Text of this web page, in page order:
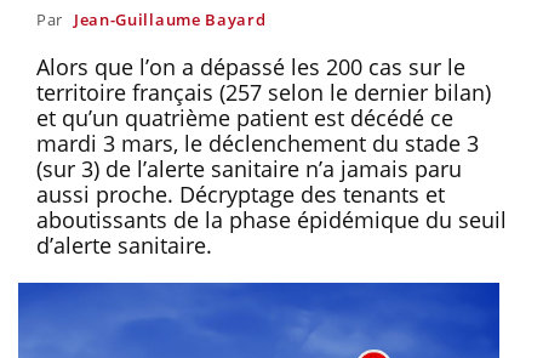
Par Jean-Guillaume Bayard
Alors que l’on a dépassé les 200 cas sur le
territoire français (257 selon le dernier bilan)
et qu’un quatrième patient est décédé ce
mardi 3 mars, le déclenchement du stade 3
(sur 3) de l’alerte sanitaire n’a jamais paru
aussi proche. Décryptage des tenants et
aboutissants de la phase épidémique du seuil
d’alerte sanitaire.